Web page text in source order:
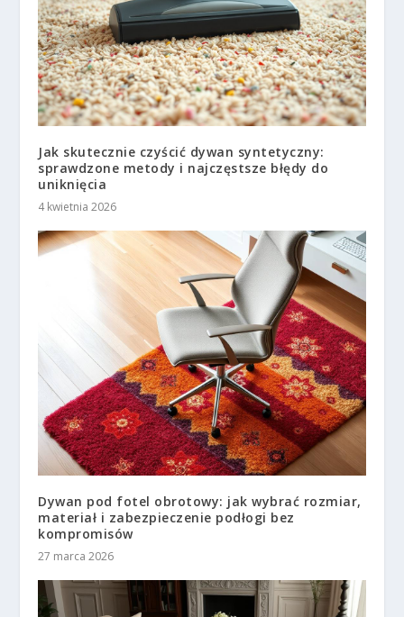
Jak skutecznie czyścić dywan syntetyczny:
sprawdzone metody i najczęstsze błędy do
uniknięcia
4 kwietnia 2026
Dywan pod fotel obrotowy: jak wybrać rozmiar,
materiał i zabezpieczenie podłogi bez
kompromisów
27 marca 2026